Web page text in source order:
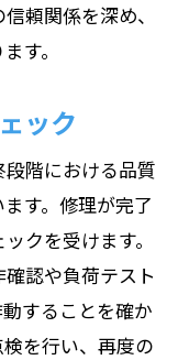
頼関係を深め、
す。
ック
階における品質
す。修理が完了
クを受けます。
認や負荷テスト
することを確か
を行い、再度の